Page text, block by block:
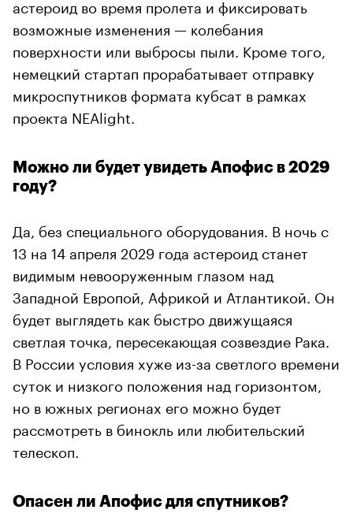
астероид во время пролета и фиксировать
возможные изменения — колебания
поверхности или выбросы пыли. Кроме того,
немецкий стартап прорабатывает отправку
микроспутников формата кубсат в рамках
проекта NEAlight.
Можно ли будет увидеть Апофис в 2029
году?
Да, без специального оборудования. В ночь с
13 на 14 апреля 2029 года астероид станет
видимым невооруженным глазом над
Западной Европой, Африкой и Атлантикой. Он
будет выглядеть как быстро движущаяся
светлая точка, пересекающая созвездие Рака.
В России условия хуже из-за светлого времени
суток и низкого положения над горизонтом,
но в южных регионах его можно будет
рассмотреть в бинокль или любительский
телескоп.
Опасен ли Апофис для спутников?